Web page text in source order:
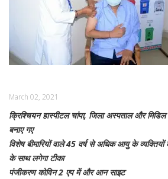
March 02, 2021
क्रिश्चियन हास्पीटल चांपा, जिला अस्पताल और
बनाए गए
विशेष बीमारियों वाले 45 वर्ष से अधिक आयु के
के साथ लगेगा टीका
पंजीकरण कोविन 2 एप में और आन साइट